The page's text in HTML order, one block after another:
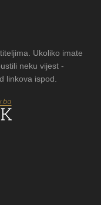
Ukoliko imate
neku vijest -
linkova ispod.